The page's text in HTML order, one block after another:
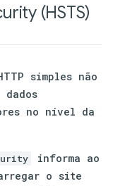
(HSTS)
simples não
no nível da
informa ao
o site